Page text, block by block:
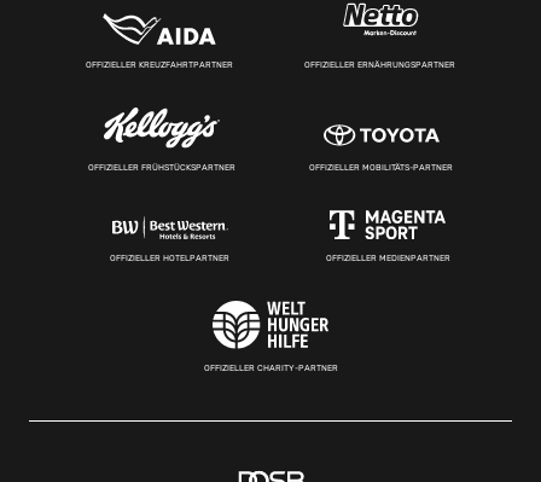
OFFIZIELLER KREUZFAHRTPARTNER OFFIZIELLER ERNÄHRUNGSPARTNER
OFFIZIELLER FRÜHSTÜCKSPARTNER OFFIZIELLER MOBILITÄTS-PARTNER
OFFIZIELLER HOTELPARTNER OFFIZIELLER MEDIENPARTNER
OFFIZIELLER CHARITY-PARTNER